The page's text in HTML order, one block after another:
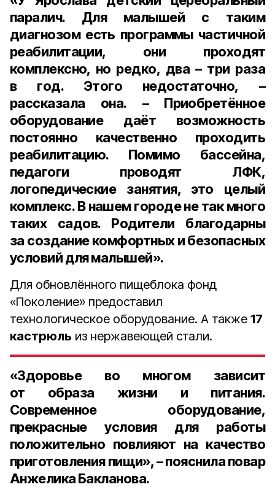
паралич. Для малышей с таким
диагнозом есть программы частичной
реабилитации, они проходят
комплексно, но редко, два – три раза
в год. Этого недостаточно, –
рассказала она. – Приобретённое
оборудование даёт возможность
постоянно качественно проходить
реабилитацию. Помимо бассейна,
педагоги проводят ЛФК,
логопедические занятия, это целый
комплекс. В нашем городе не так много
таких садов. Родители благодарны
за создание комфортных и безопасных
условий для малышей».
Для обновлённого пищеблока фонд
«Поколение» предоставил
технологическое оборудование. А также 17
кастрюль из нержавеющей стали.
«Здоровье во многом зависит
от образа жизни и питания.
Современное оборудование,
прекрасные условия для работы
положительно повлияют на качество
приготовления пищи», – пояснилаповар
Анжелика Бакланова.